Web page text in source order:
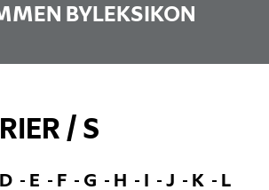
BYLEKSIKON
/ S
D E F G H I J K
L